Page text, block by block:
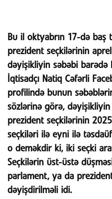
Bu il oktyabrın 17-də baş
prezident seçkilərinin
dəyişikliyin səbəbi barədə
İqtisadçı Natiq Cəfərli
profilində bunun
sözlərinə görə,
prezident seçkilərinin
seçkiləri ilə eyni ilə
o deməkdir ki, iki seçki
Seçkilərin üst-üstə
parlament, ya da
dəyişdirilməli idi.